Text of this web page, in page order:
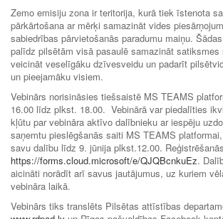
Zemo emisiju zona ir teritorija, kurā tiek īstenota
pārkārtošana ar mērķi samazināt vides
sabiedrības pārvietošanās paradumu maiņu.
palīdz pilsētām visā pasaulē samazināt satiksmes
veicināt veselīgāku dzīvesveidu un padarīt
un pieejamāku visiem.
Vebinārs norisināsies tiešsaistē MS TEAMS
16.00 līdz plkst. 18.00. Vebinārā var piedalīties
kļūtu par vebināra aktīvo dalībnieku ar iespēju
saņemtu pieslēgšanās saiti MS TEAMS
savu dalību līdz 9. jūnija plkst.12.00.
https://forms.cloud.microsoft/e/QJQBcnkuEz.
aicināti norādīt arī savus jautājumus, uz kuriem
vebināra laikā.
Vebinārs tiks translēts Pilsētas attīstības